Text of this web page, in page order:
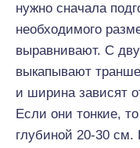
нужно сначала
необходимого
выравнивают. С
выкапывают
и ширина зависят
Если они тонкие,
глубиной 20-30